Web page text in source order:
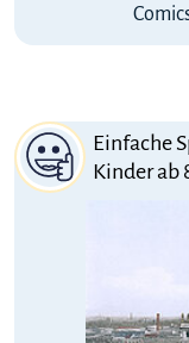
Einfache
Kinder ab